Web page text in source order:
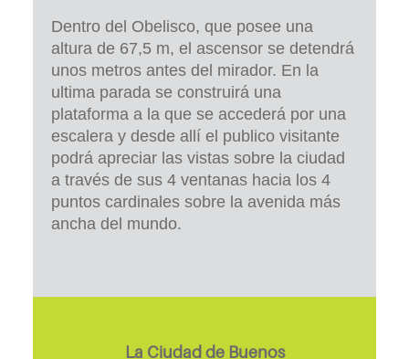
Dentro del Obelisco, que posee una
altura de 67,5 m, el ascensor se detendrá
unos metros antes del mirador. En la
ultima parada se construirá una
plataforma a la que se accederá por una
escalera y desde allí el publico visitante
podrá apreciar las vistas sobre la ciudad
a través de sus 4 ventanas hacia los 4
puntos cardinales sobre la avenida más
ancha del mundo.
La Ciudad de Buenos